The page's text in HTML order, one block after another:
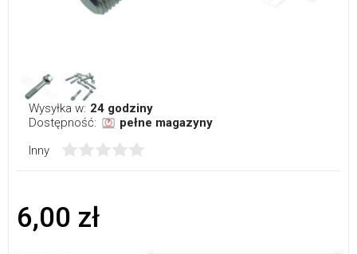
Wysyłka w: 24 godziny
Dostępność:
pełne magazyny
Inny
6,00 zł